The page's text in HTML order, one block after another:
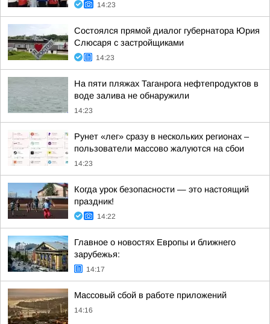
14:23
Состоялся прямой диалог губернатора Юрия
Слюсаря с застройщиками
14:23
На пяти пляжах Таганрога нефтепродуктов в
воде залива не обнаружили
14:23
Рунет «лег» сразу в нескольких регионах –
пользователи массово жалуются на сбои
14:23
Когда урок безопасности — это настоящий
праздник!
14:22
Главное о новостях Европы и ближнего
зарубежья:
14:17
Массовый сбой в работе приложений
14:16